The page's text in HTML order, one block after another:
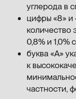
углерода в
цифры «8» и
количество
0,8% и 1,0%
буква «А»
к
частности,